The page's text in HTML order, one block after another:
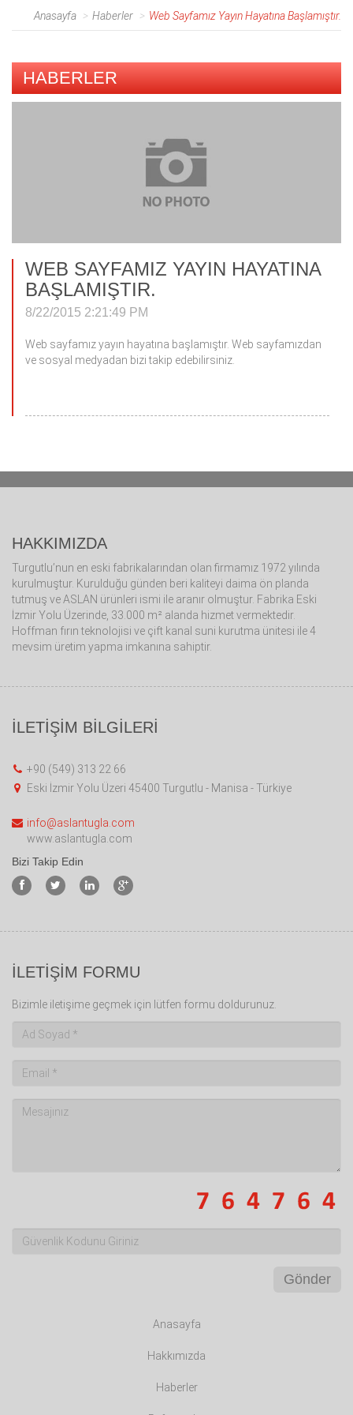
Anasayfa Haberler Web Sayfamız Yayın Hayatına Başlamıştır.
HABERLER
WEB SAYFAMIZ YAYIN HAYATINA
BAŞLAMIŞTIR.
8/22/2015 2:21:49 PM
Web sayfamız yayın hayatına başlamıştır. Web sayfamızdan
ve sosyal medyadan bizi takip edebilirsiniz.
HAKKIMIZDA
Turgutlu’nun en eski fabrikalarından olan firmamız 1972 yılında
kurulmuştur. Kurulduğu günden beri kaliteyi daima ön planda
tutmuş ve ASLAN ürünleri ismi ile aranır olmuştur. Fabrika Eski
İzmir Yolu Üzerinde, 33.000 m² alanda hizmet vermektedir.
Hoffman fırın teknolojisi ve çift kanal suni kurutma ünitesi ile 4
mevsim üretim yapma imkanına sahiptir.
İLETİŞİM BİLGİLERİ
+90 (549) 313 22 66
Eski İzmir Yolu Üzeri 45400 Turgutlu - Manisa - Türkiye
info@aslantugla.com
www.aslantugla.com
Bizi Takip Edin
İLETİŞİM FORMU
Bizimle iletişime geçmek için lütfen formu doldurunuz.
Gönder
Anasayfa
Hakkımızda
Haberler